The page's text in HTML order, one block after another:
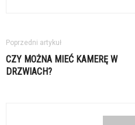
Poprzedni artykuł
CZY MOŻNA MIEĆ KAMERĘ W
DRZWIACH?